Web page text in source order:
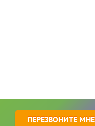
ПЕРЕЗВОНИТЕ МНЕ